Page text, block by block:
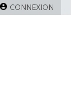
CONNEXION